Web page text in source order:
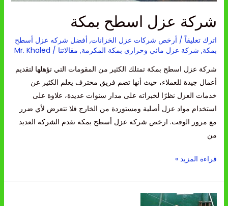
شركة عزل اسطح بمكة
اترك تعليقاً / أرخص شركات عزل الخزانات, أفضل شركه عزل أسطح
بمكة, شركة عزل مائي وحراري بمكة المكرمة, مقالاتنا /
Mr. Khaled
شركة عزل اسطح بمكة تمتلك الكثير من المقومات التي تؤهلها لتقديم
أعمال جيدة للعملاء، حيث أنها تضم فريق محترف يعلم الكثير عن
خدمات العزل نظرًا لخبراته على مدار سنوات عديدة، علاوة على
استخدام مواد عزل أصلية ومستوردة من الخارج فلا تتعرض لأي ضرر
مع مرور الوقت. ارخص شركة عزل أسطح بمكة تقدم الشركة العديد
من
قراءة المزيد »
شركة